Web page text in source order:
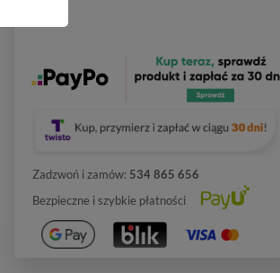
Zadzwoń i zamów: 534 865 656
Bezpieczne i szybkie płatności